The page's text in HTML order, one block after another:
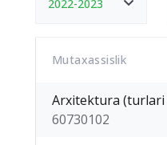
2022-2023
Mutaxassislik
Arxitektura (turlari
60730102